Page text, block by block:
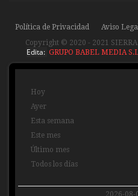
Política de Privacidad Aviso
Copyright © 2020 - 2021
Edita: GRUPO BABEL MEDIA
Hoy
Ayer
Esta semana
Este mes
Último mes
Todos los días
2026-08-